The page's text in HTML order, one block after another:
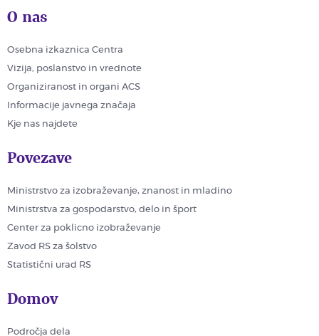
O nas
Osebna izkaznica Centra
Vizija, poslanstvo in vrednote
Organiziranost in organi ACS
Informacije javnega značaja
Kje nas najdete
Povezave
Ministrstvo za izobraževanje, znanost in mladino
Ministrstva za gospodarstvo, delo in šport
Center za poklicno izobraževanje
Zavod RS za šolstvo
Statistični urad RS
Domov
Področja dela